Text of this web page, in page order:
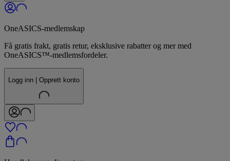
OneASICS-medlemskap
Få gratis frakt, gratis retur, eksklusive rabatter og mer med
OneASICS™-medlemsfordeler.
Logg inn | Opprett konto